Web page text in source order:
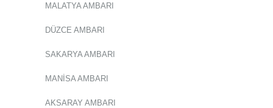
MALATYA AMBARI
DÜZCE AMBARI
SAKARYA AMBARI
MANİSA AMBARI
AKSARAY AMBARI